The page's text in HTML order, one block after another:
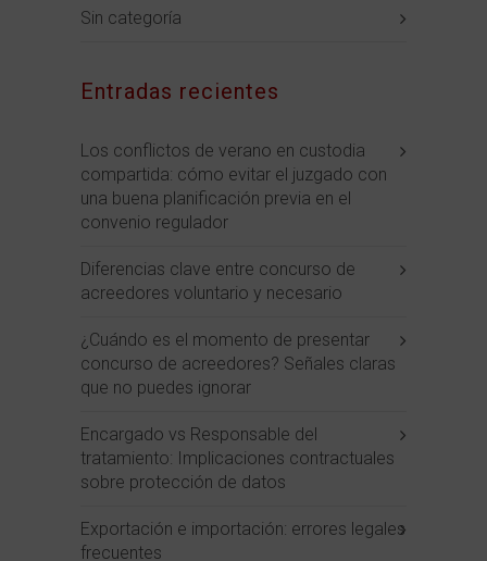
Sin categoría
Entradas recientes
Los conflictos de verano en custodia
compartida: cómo evitar el juzgado con
una buena planificación previa en el
convenio regulador
Diferencias clave entre concurso de
acreedores voluntario y necesario
¿Cuándo es el momento de presentar
concurso de acreedores? Señales claras
que no puedes ignorar
Encargado vs Responsable del
tratamiento: Implicaciones contractuales
sobre protección de datos
Exportación e importación: errores legales
frecuentes